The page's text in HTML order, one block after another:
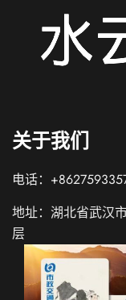
关于我们
电话：
地址：湖北省武汉
层